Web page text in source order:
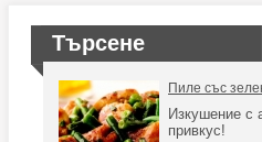
Търсене
Пиле със
Изкушение с
привкус!